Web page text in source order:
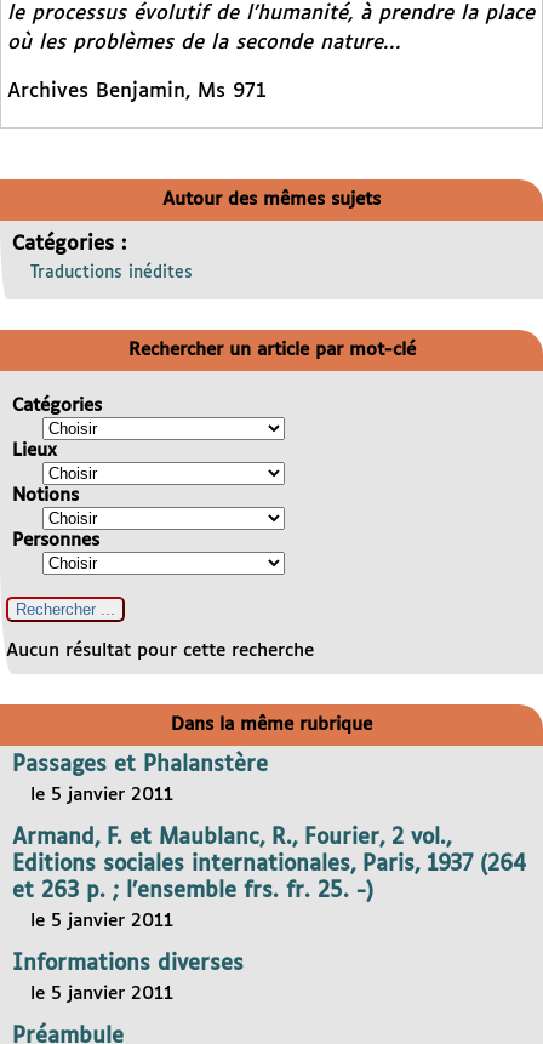
le processus évolutif de l’humanité, à prendre la place
où les problèmes de la seconde nature…
Archives Benjamin, Ms 971
Autour des mêmes sujets
Catégories :
Traductions inédites
Rechercher un article par mot-clé
Catégories
Lieux
Notions
Personnes
Aucun résultat pour cette recherche
Dans la même rubrique
Passages et Phalanstère
le 5 janvier 2011
Armand, F. et Maublanc, R., Fourier, 2 vol.,
Editions sociales internationales, Paris, 1937 (264
et 263 p. ; l’ensemble frs. fr. 25. -)
le 5 janvier 2011
Informations diverses
le 5 janvier 2011
Préambule